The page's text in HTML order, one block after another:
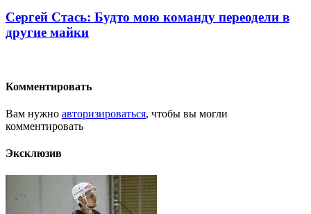
Сергей Стась: Будто мою команду переодели в
другие майки
Комментировать
Вам нужно авторизироваться, чтобы вы могли
комментировать
Эксклюзив